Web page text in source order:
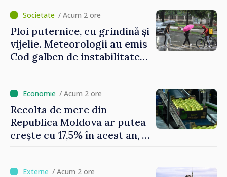
/ Acum 2 ore
Ploi puternice, cu grindină și
vijelie. Meteorologii au emis
Cod galben de instabilitate
/ Acum 2 ore
Recolta de mere din
Republica Moldova ar putea
crește cu 17,5% în acest an, în
/ Acum 2 ore